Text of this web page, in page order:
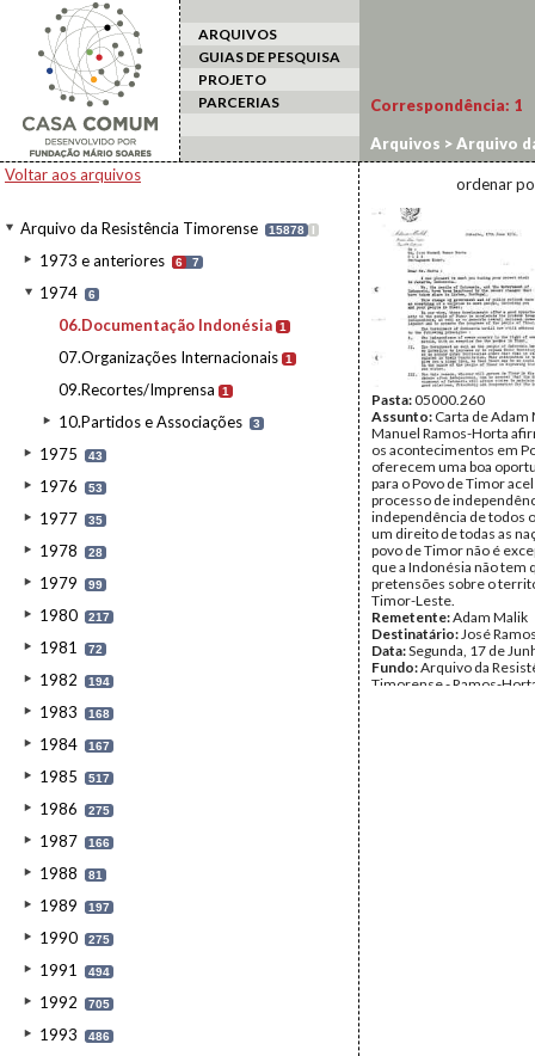
ARQUIVOS
GUIAS DE PESQUISA
PROJETO
PARCERIAS
Voltar aos arquivos
Arquivo da Resistência Timorense 15878 I
1973 e anteriores 6 7
1974 6
06.Documentação Indonésia 1
07.Organizações Internacionais 1
09.Recortes/Imprensa 1
10.Partidos e Associações 3
1975 43
1976 53
1977 35
1978 28
1979 99
1980 217
1981 72
1982 194
1983 168
1984 167
1985 517
1986 275
1987 166
1988 81
1989 197
1990 275
1991 494
1992 705
1993 486
Correspondência: 1
Arquivos >Arquivo
ordenar
Pasta:05000.260
Assunto: Carta de Adam
Manuel Ramos-Horta
os acontecimentos em
oferecem uma boa
para o Povo de Timor
processo de
independência de todos
um direito de todas as
povo de Timor não é
que a Indonésia não tem
pretensões sobre o
Timor-Leste.
Remetente:Adam Malik
Destinatário:José
Data:Segunda, 17 de
Fundo:Arquivo da
Timorense - Ramos-